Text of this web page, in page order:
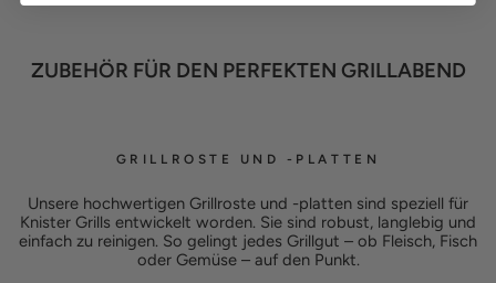
ZUBEHÖR FÜR DEN PERFEKTEN GRILLABEND
GRILLROSTE UND -PLATTEN
Unsere hochwertigen Grillroste und -platten sind speziell für
Knister Grills entwickelt worden. Sie sind robust, langlebig und
einfach zu reinigen. So gelingt jedes Grillgut – ob Fleisch, Fisch
oder Gemüse – auf den Punkt.